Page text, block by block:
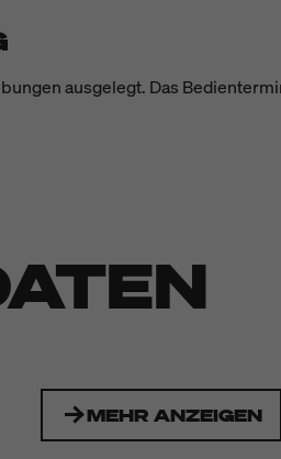
ausgelegt. Das
MEHR ANZEIGEN